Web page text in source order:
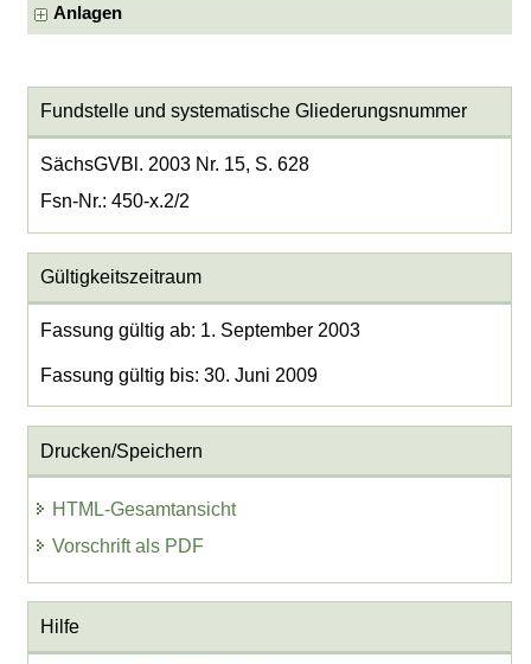
Anlagen
Fundstelle und systematische Gliederungsnummer
SächsGVBl. 2003 Nr. 15, S. 628
Fsn-Nr.: 450-x.2/2
Gültigkeitszeitraum
Fassung gültig ab: 1. September 2003
Fassung gültig bis: 30. Juni 2009
Drucken/Speichern
HTML-Gesamtansicht
Vorschrift als PDF
Hilfe